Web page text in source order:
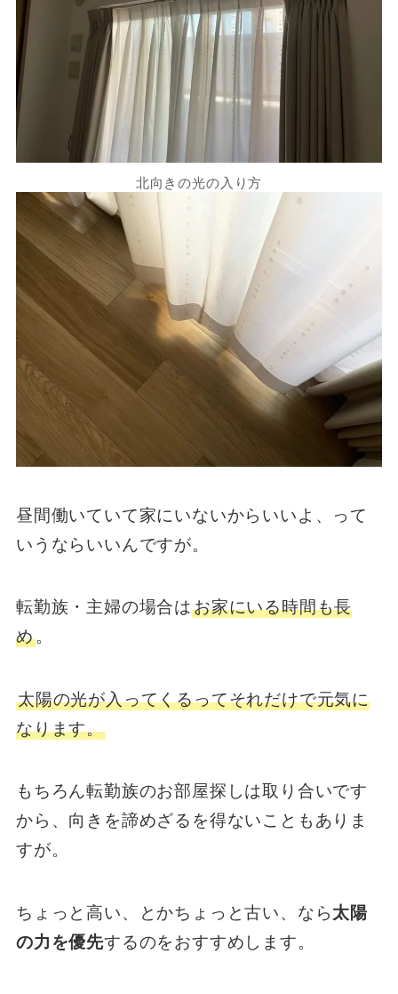
北向きの光の入り方
昼間働いていて家にいないからいいよ、って
いうならいいんですが。
転勤族・主婦の場合はお家にいる時間も長
め。
太陽の光が入ってくるってそれだけで元気に
なります。
もちろん転勤族のお部屋探しは取り合いです
から、向きを諦めざるを得ないこともありま
すが。
ちょっと高い、とかちょっと古い、なら太陽
の力を優先するのをおすすめします。